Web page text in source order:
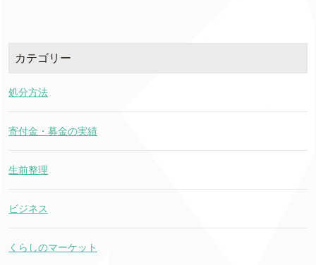
カテゴリー
処分方法
寄付金・募金の実績
生前整理
ビジネス
くらしのマーケット